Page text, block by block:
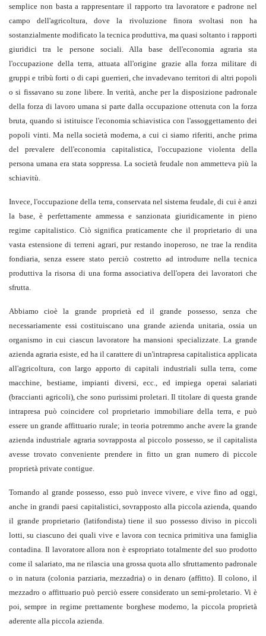
semplice non basta a rappresentare il rapporto tra lavoratore e padrone nel
campo dell'agricoltura, dove la rivoluzione finora svoltasi non ha
sostanzialmente modificato la tecnica produttiva, ma quasi soltanto i rapporti
giuridici tra le persone sociali. Alla base dell'economia agraria sta
l'occupazione della terra, attuata all'origine grazie alla forza militare di
gruppi e tribù forti o di capi guerrieri, che invadevano territori di altri popoli
o si fissavano su zone libere. In verità, anche per la disposizione padronale
della forza di lavoro umana si parte dalla occupazione ottenuta con la forza
bruta, quando si istituisce l'economia schiavistica con l'assoggettamento dei
popoli vinti. Ma nella società moderna, a cui ci siamo riferiti, anche prima
del prevalere dell'economia capitalistica, l'occupazione violenta della
persona umana era stata soppressa. La società feudale non ammetteva più la
schiavitù.
Invece, l'occupazione della terra, conservata nel sistema feudale, di cui è anzi
la base, è perfettamente ammessa e sanzionata giuridicamente in pieno
regime capitalistico. Ciò significa praticamente che il proprietario di una
vasta estensione di terreni agrari, pur restando inoperoso, ne trae la rendita
fondiaria, senza essere stato perciò costretto ad introdurre nella tecnica
produttiva la risorsa di una forma associativa dell'opera dei lavoratori che
sfrutta.
Abbiamo cioè la grande proprietà ed il grande possesso, senza che
necessariamente essi costituiscano una grande azienda unitaria, ossia un
organismo in cui ciascun lavoratore ha mansioni specializzate. La grande
azienda agraria esiste, ed ha il carattere di un'intrapresa capitalistica applicata
all'agricoltura, con largo apporto di capitali industriali sulla terra, come
macchine, bestiame, impianti diversi, ecc., ed impiega operai salariati
(braccianti agricoli), che sono purissimi proletari. Il titolare di questa grande
intrapresa può coincidere col proprietario immobiliare della terra, e può
essere un grande affittuario rurale; in teoria potremmo anche avere la grande
azienda industriale agraria sovrapposta al piccolo possesso, se il capitalista
avesse trovato conveniente prendere in fitto un gran numero di piccole
proprietà private contigue.
Tornando al grande possesso, esso può invece vivere, e vive fino ad oggi,
anche in grandi paesi capitalistici, sovrapposto alla piccola azienda, quando
il grande proprietario (latifondista) tiene il suo possesso diviso in piccoli
lotti, su ciascuno dei quali vive e lavora con tecnica primitiva una famiglia
contadina. Il lavoratore allora non è espropriato totalmente del suo prodotto
come il salariato, ma ne rilascia una grossa quota allo sfruttamento padronale
o in natura (colonia parziaria, mezzadria) o in denaro (affitto). Il colono, il
mezzadro o affittuario può perciò essere considerato un semi-proletario. Vi è
poi, sempre in regime prettamente borghese moderno, la piccola proprietà
aderente alla piccola azienda.